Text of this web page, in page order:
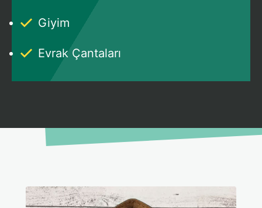
Giyim
Evrak Çantaları